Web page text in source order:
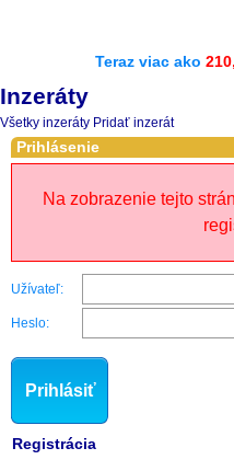
Teraz viac ako
Inzeráty
Všetky inzeráty Pridať inzerát
Prihlásenie
Na zobrazenie tejto
Užívateľ:
Heslo:
Prihlásiť
Registrácia